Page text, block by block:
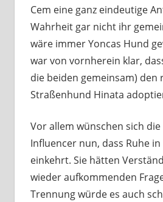
Cem eine ganz eindeutige
Wahrheit gar nicht ihr
wäre immer Yoncas Hund
war von vornherein klar,
die beiden gemeinsam) den
Straßenhund Hinata
Vor allem wünschen sich
Influencer nun, dass Ruhe
einkehrt. Sie hätten
wieder aufkommenden
Trennung würde es auch